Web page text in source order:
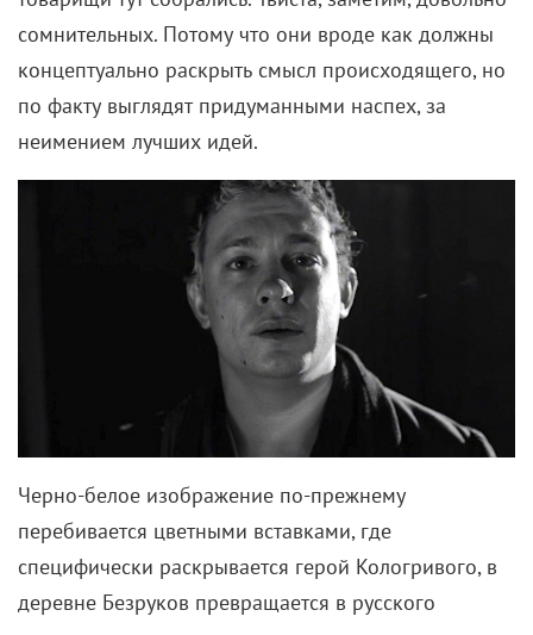
сомнительных. Потому что они вроде как должны
концептуально раскрыть смысл происходящего, но
по факту выглядят придуманными наспех, за
неимением лучших идей.
Черно-белое изображение по-прежнему
перебивается цветными вставками, где
специфически раскрывается герой Кологривого, в
деревне Безруков превращается в русского